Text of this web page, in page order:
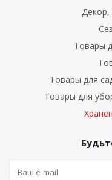
Декор,
Товары
Товары для
Товары для